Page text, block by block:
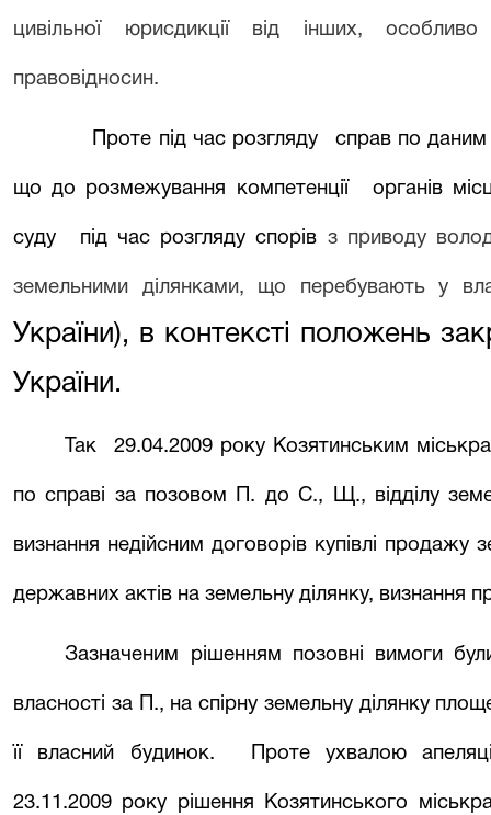
цивільної юрисдикції від інших,
правовідносин.
Проте під час розгляду справ по даним
що до розмежування компетенції органів
суду під час розгляду спорів з приводу
земельними ділянками, що перебувають у
України), в контексті положень
України.
Так 29.04.2009 року Козятинським
по справі за позовом П. до С., Щ., відділу
визнання недійсним договорів купівлі продажу
державних актів на земельну ділянку, визнання
Зазначеним рішенням позовні вимоги
власності за П., на спірну земельну ділянку
її власний будинок. Проте ухвалою
23.11.2009 року рішення Козятинського